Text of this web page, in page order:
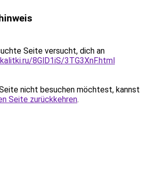
Seite versucht, dich an
8GlD1iS/3TG3XnF.html
nicht besuchen möchtest, kannst
Seite zurückkehren.